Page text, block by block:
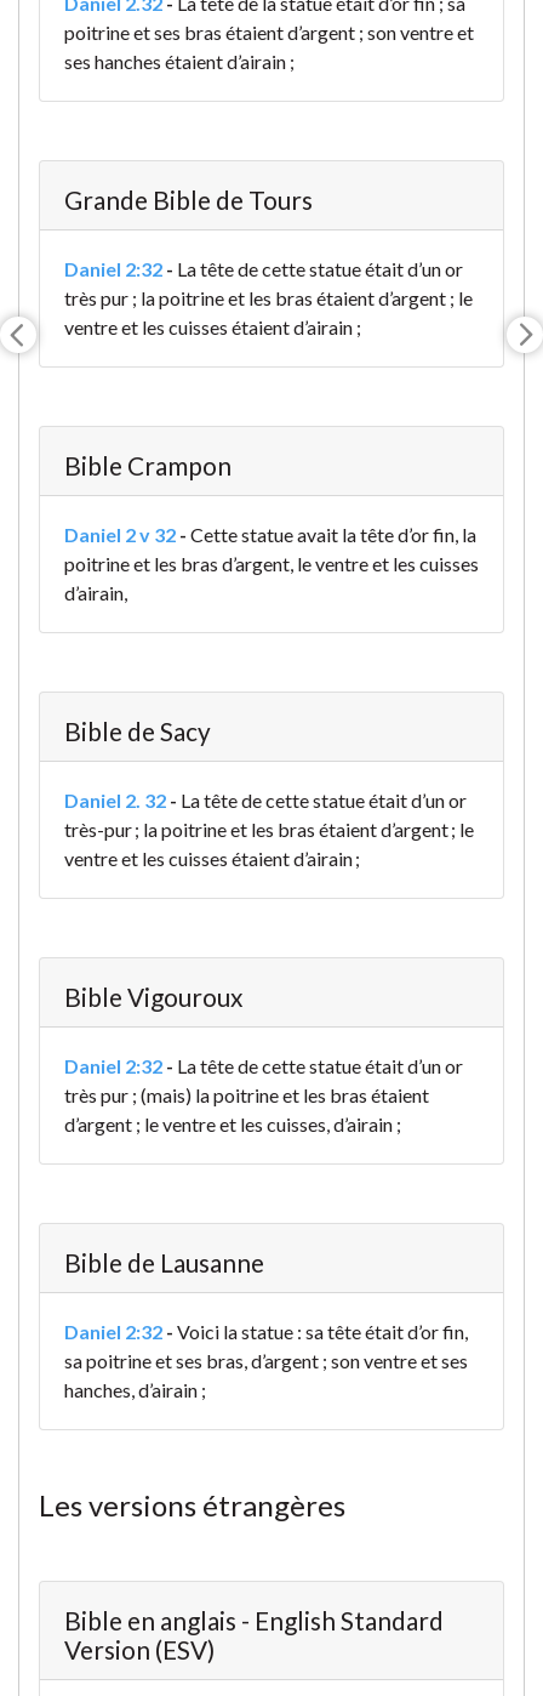
poitrine et ses bras étaient d’argent ; son ventre et
ses hanches étaient d’airain ;
Grande Bible de Tours
Daniel 2:32 - La tête de cette statue était d’un or
très pur ; la poitrine et les bras étaient d’argent ; le
ventre et les cuisses étaient d’airain ;
Bible Crampon
Daniel 2 v 32 - Cette statue avait la tête d’or fin, la
poitrine et les bras d’argent, le ventre et les cuisses
d’airain,
Bible de Sacy
Daniel 2. 32 - La tête de cette statue était d’un or
très-pur ; la poitrine et les bras étaient d’argent ; le
ventre et les cuisses étaient d’airain ;
Bible Vigouroux
Daniel 2:32 - La tête de cette statue était d’un or
très pur ; (mais) la poitrine et les bras étaient
d’argent ; le ventre et les cuisses, d’airain ;
Bible de Lausanne
Daniel 2:32 - Voici la statue : sa tête était d’or fin,
sa poitrine et ses bras, d’argent ; son ventre et ses
hanches, d’airain ;
Les versions étrangères
Bible en anglais - English Standard
Version (ESV)